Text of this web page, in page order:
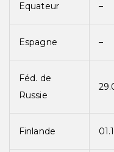
Equateur –
Espagne –
Féd. de
Russie
Finlande